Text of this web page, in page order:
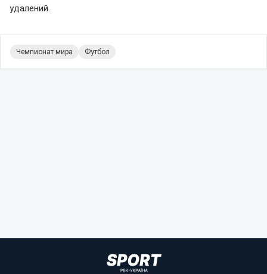
удалений.
Чемпионат мира Футбол